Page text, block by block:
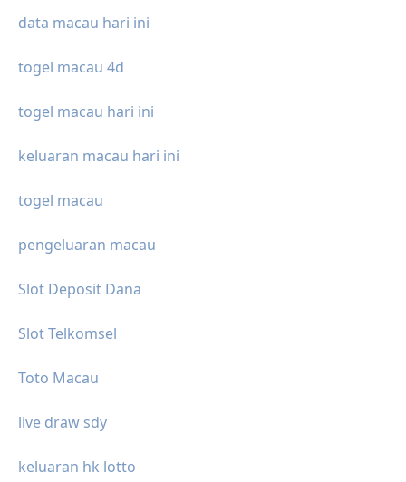
data macau hari ini
togel macau 4d
togel macau hari ini
keluaran macau hari ini
togel macau
pengeluaran macau
Slot Deposit Dana
Slot Telkomsel
Toto Macau
live draw sdy
keluaran hk lotto